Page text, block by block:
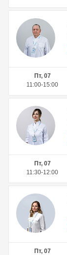
Пт, 07
11:00-15:00
Пт, 07
11:30-12:00
Пт, 07